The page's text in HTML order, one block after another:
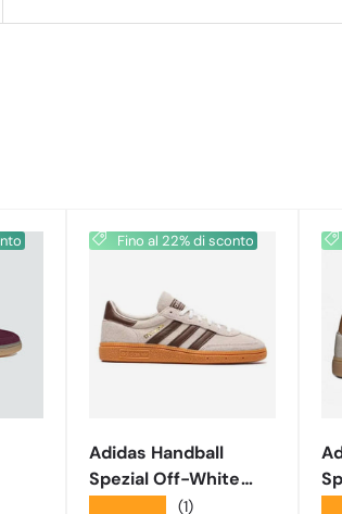
Fino al 22% di sconto
Adidas Handball
Spezial Off-White
Earth Strata Gum
(1)